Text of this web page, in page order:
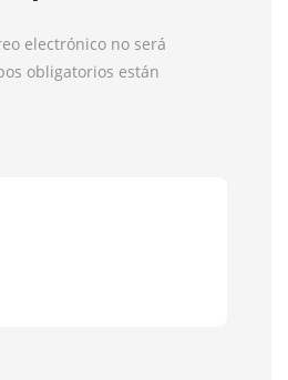
electrónico no será
obligatorios están